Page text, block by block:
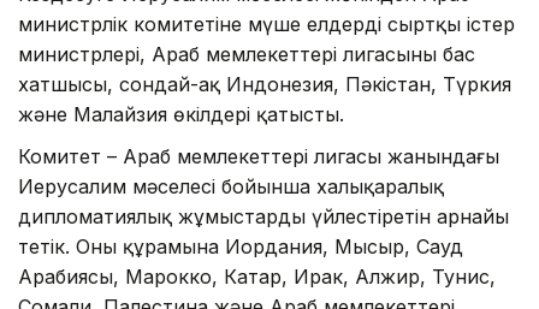
министрлік комитетіне мүше елдердің сыртқы істер
министрлері, Араб мемлекеттері лигасының бас
хатшысы, сондай-ақ Индонезия, Пәкістан, Түркия
және Малайзия өкілдері қатысты.
Комитет – Араб мемлекеттері лигасы жанындағы
Иерусалим мәселесі бойынша халықаралық
дипломатиялық жұмыстарды үйлестіретін арнайы
тетік. Оның құрамына Иордания, Мысыр, Сауд
Арабиясы, Марокко, Катар, Ирак, Алжир, Тунис,